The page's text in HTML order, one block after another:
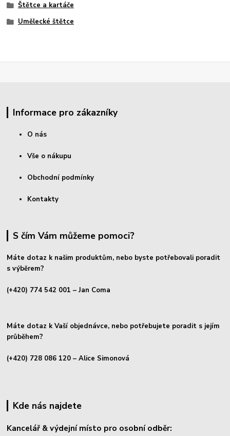
Štětce a kartáče
Umělecké štětce
Informace pro zákazníky
O nás
Vše o nákupu
Obchodní podmínky
Kontakty
S čím Vám můžeme pomoci?
Máte dotaz k našim produktům, nebo byste potřebovali poradit
s výběrem?
(+420) 774 542 001 – Jan Coma
Máte dotaz k Vaší objednávce, nebo potřebujete poradit s jejím
průběhem?
(+420) 728 086 120 – Alice Simonová
Kde nás najdete
Kancelář & výdejní místo pro osobní odběr: